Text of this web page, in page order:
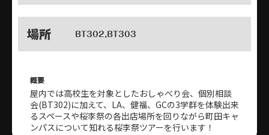
場所 BT302,BT303
概要
屋内では高校生を対象としたおしゃべり会、個別相談
会(BT302)に加えて、LA、健福、GCの3学群を体験出来
るスペースや桜李祭の各出店場所を回りながら町田キャ
ンパスについて知れる桜李祭ツアーを行います！